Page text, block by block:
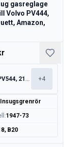
gasreglage
Volvo PV444,
Amazon,
PV444, PV544, 210, 120 +4
Insugsgrenrör
:1947-73
B20